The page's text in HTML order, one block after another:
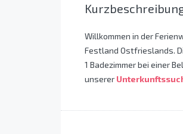
Willkommen in der
Festland Ostfrieslands.
1 Badezimmer bei einer
unserer